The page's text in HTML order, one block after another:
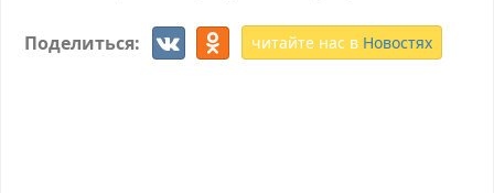
Поделиться: читайте нас в Новостях